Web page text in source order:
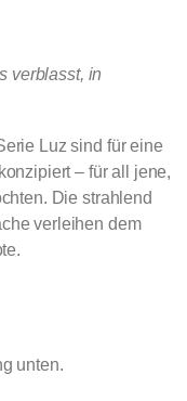
verblasst, in
Luz sind für eine
– für all jene,
Die strahlend
verleihen dem
unten.